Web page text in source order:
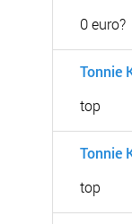
0 euro?
Tonnie
top
Tonnie
top